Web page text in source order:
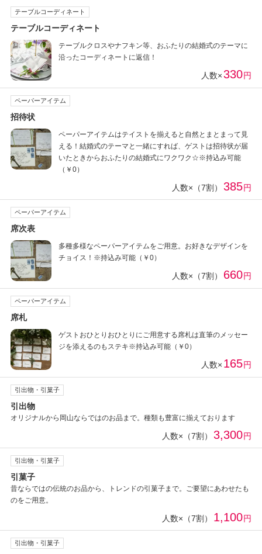
テーブルコーディネート
テーブルコーディネート
テーブルクロスやナフキン等、おふたりの結婚式のテーマに
沿ったコーディネートに返信！
人数×330円
ペーパーアイテム
招待状
ペーパーアイテムはテイストを揃えると自然とまとまって見
える！結婚式のテーマと一緒にすれば、ゲストは招待状が届
いたときからおふたりの結婚式にワクワク☆※持込み可能
（￥0）
人数×（7割） 385円
ペーパーアイテム
席次表
多種多様なペーパーアイテムをご用意。お好きなデザインを
チョイス！※持込み可能（￥0）
人数×（7割） 660円
ペーパーアイテム
席札
ゲストおひとりおひとりにご用意する席札は直筆のメッセー
ジを添えるのもステキ※持込み可能（￥0）
人数× 165円
引出物・引菓子
引出物
オリジナルから岡山ならではのお品まで。種類も豊富に揃えております
人数×（7割） 3,300円
引出物・引菓子
引菓子
昔ならではの伝統のお品から、トレンドの引菓子まで。ご要望にあわせたも
のをご用意。
人数×（7割） 1,100円
引出物・引菓子